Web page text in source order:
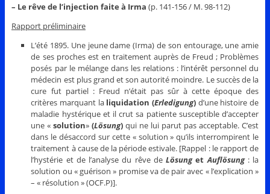
– Le rêve de l’injection faite à Irma (p. 141-156 / M. 98-112)
Rapport préliminaire
L’été 1895. Une jeune dame (Irma) de son entourage, une amie
de ses proches est en traitement auprès de Freud ; Problèmes
posés par le mélange dans les relations : l’intérêt personnel du
médecin est plus grand et son autorité moindre. Le succès de la
cure fut partiel : Freud n’était pas sûr à cette époque des
critères marquant la liquidation (Erledigung) d’une histoire de
maladie hystérique et il crut sa patiente susceptible d’accepter
une «solution»(Lösung) qui ne lui parut pas acceptable. C’est
dans le désaccord sur cette « solution » qu’ils interrompirent le
traitement à cause de la période estivale. [Rappel : le rapport de
l’hystérie et de l’analyse du rêve deLösungetAuflösung : la
solution ou « guérison » promise va de pair avec « l’explication »
– « résolution » (OCF.P)].